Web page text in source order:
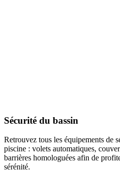
Sécurité du bassin
Retrouvez tous les équipements de
piscine : volets automatiques,
barrières homologuées afin de
sérénité.